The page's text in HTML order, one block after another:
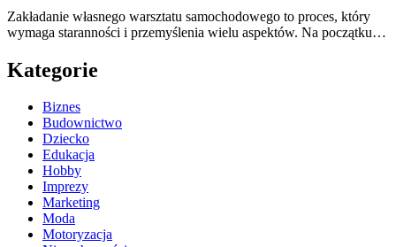
Zakładanie własnego warsztatu samochodowego to proces, który
wymaga staranności i przemyślenia wielu aspektów. Na początku…
Kategorie
Biznes
Budownictwo
Dziecko
Edukacja
Hobby
Imprezy
Marketing
Moda
Motoryzacja